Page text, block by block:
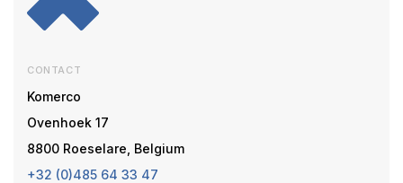
CONTACT
Komerco
Ovenhoek 17
8800 Roeselare, Belgium
+32 (0)485 64 33 47